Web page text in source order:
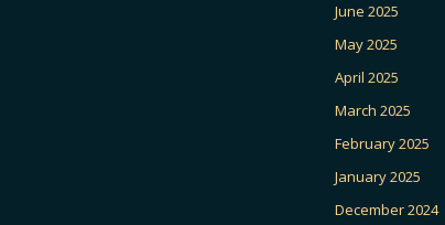
June 2025
May 2025
April 2025
March 2025
February 2025
January 2025
December 2024